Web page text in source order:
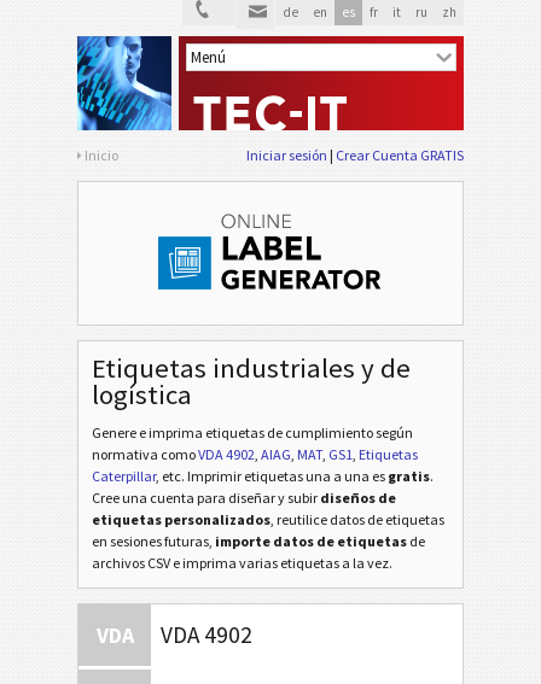
de en es fr it ru zh
Inicio Iniciar sesión Crear Cuenta GRATIS
Etiquetas industriales y de
logística
Genere e imprima etiquetas de cumplimiento según
normativa comoVDA 4902, AIAG, MAT, GS1, Etiquetas
Caterpillar, etc. Imprimir etiquetas una a una es gratis.
Cree una cuenta para diseñar y subir diseños de
etiquetas personalizados, reutilice datos de etiquetas
en sesiones futuras, importe datos de etiquetas de
archivos CSV e imprima varias etiquetas a la vez.
VDA VDA 4902